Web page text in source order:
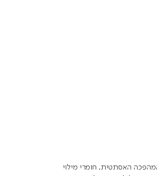
האסתטית. חומרי מילוי